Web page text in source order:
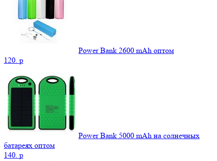
Power Bank 2600 mAh оптом
120. p
Power Bank 5000 mAh на солнечных
батареях оптом
140. p